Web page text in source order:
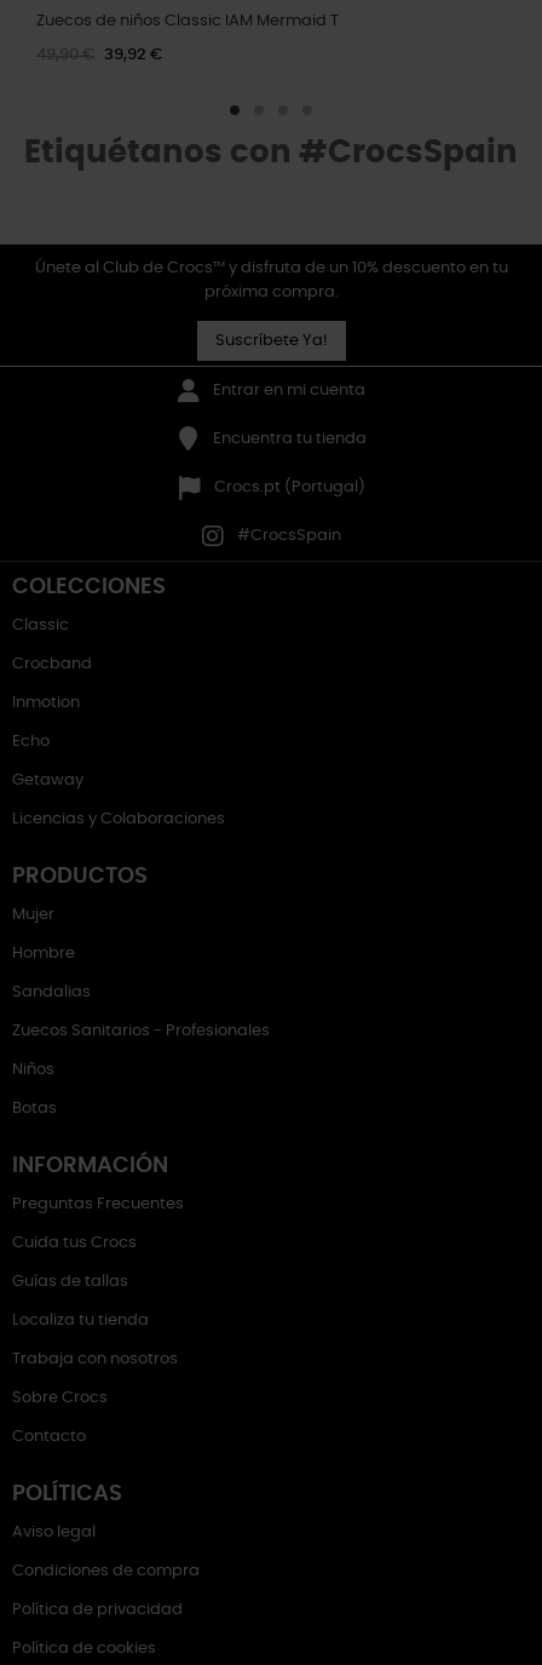
Zuecos de niños Classic IAM Mermaid T
49,90 € 39,92 €
Etiquétanos con #CrocsSpain
Únete al Club de Crocs™ y disfruta de un 10% descuento en tu
próxima compra.
Suscríbete Ya!
Entrar en mi cuenta
Encuentra tu tienda
Crocs.pt (Portugal)
#CrocsSpain
COLECCIONES
Classic
Crocband
Inmotion
Echo
Getaway
Licencias y Colaboraciones
PRODUCTOS
Mujer
Hombre
Sandalias
Zuecos Sanitarios - Profesionales
Niños
Botas
INFORMACIÓN
Preguntas Frecuentes
Cuida tus Crocs
Guías de tallas
Localiza tu tienda
Trabaja con nosotros
Sobre Crocs
Contacto
POLÍTICAS
Aviso legal
Condiciones de compra
Política de privacidad
Política de cookies